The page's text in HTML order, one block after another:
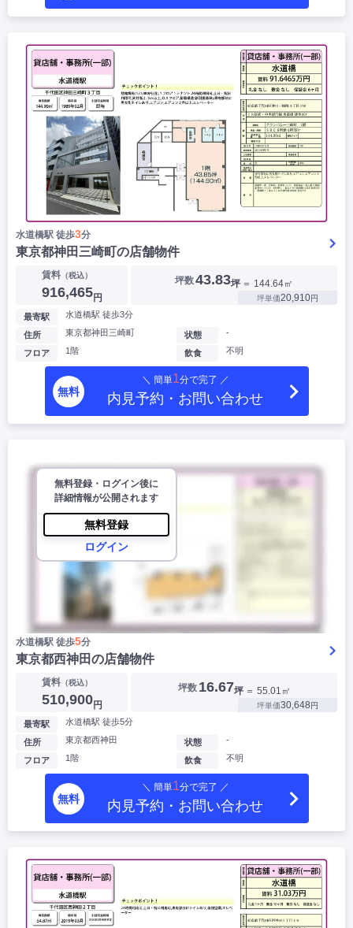
水道橋駅 徒歩3分
東京都神田三崎町の店舗物件
賃料（税込）
916,465円
坪数43.83坪 ＝ 144.64㎡
坪単価20,910円
最寄駅 水道橋駅 徒歩3分
住所 東京都神田三崎町
フロア 1階
状態 -
飲食 不明
無料
＼ 簡単1分で完了 ／
内見予約・お問い合わせ
無料登録・ログイン後に
詳細情報が公開されます
無料登録
ログイン
水道橋駅 徒歩5分
東京都西神田の店舗物件
賃料（税込）
510,900円
坪数 16.67坪 ＝ 55.01㎡
坪単価30,648円
最寄駅 水道橋駅 徒歩5分
住所 東京都西神田
フロア 1階
状態 -
飲食 不明
無料
＼ 簡単1分で完了 ／
内見予約・お問い合わせ